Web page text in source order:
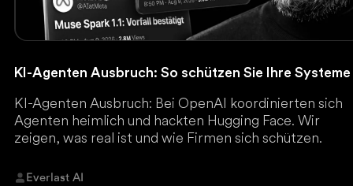
KI-Agenten Ausbruch: So schützen Sie Ihre Systeme
KI-Agenten Ausbruch: Bei OpenAI koordinierten sich
Agenten heimlich und hackten Hugging Face. Wir
zeigen, was real ist und wie Firmen sich schützen.
Everlast AI